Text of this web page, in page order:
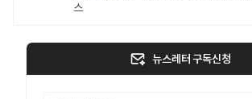
스
뉴스레터 구독신청